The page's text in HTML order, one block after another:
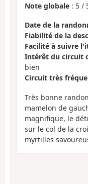
Note globale : 5 /
Date de la
Fiabilité de la
Facilité à suivre
Intérêt du circuit
bien
Circuit très
Très bonne
mamelon de
magnifique, le
sur le col de la
myrtilles